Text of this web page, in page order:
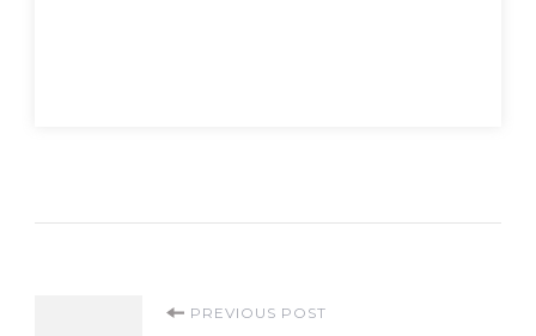
PREVIOUS POST